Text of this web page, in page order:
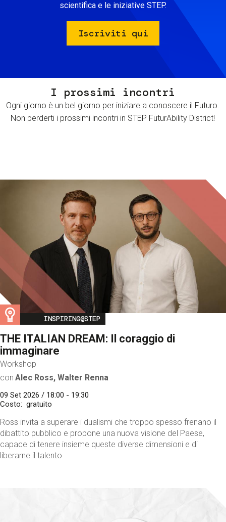
scientifica e le iniziative STEP.
Iscriviti qui
I prossimi incontri
Ogni giorno è un bel giorno per iniziare a conoscere il Futuro.
Non perderti i prossimi incontri in STEP FuturAbility District!
Image
INSPIRING@STEP
THE ITALIAN DREAM: Il coraggio di
immaginare
Workshop
con Alec Ross, Walter Renna
09 Set 2026 / 18:00 - 19:30
Costo
gratuito
Ross invita a superare i dualismi che troppo spesso frenano il
dibattito pubblico e propone una nuova visione del Paese,
capace di tenere insieme queste diverse dimensioni e di
liberarne il talento